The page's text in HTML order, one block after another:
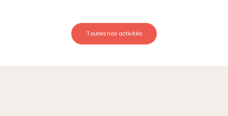
Toutes nos activités